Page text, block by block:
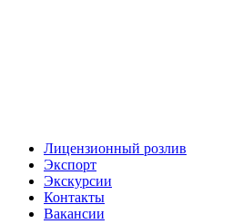
Лицензионный розлив
Экспорт
Экскурсии
Контакты
Вакансии